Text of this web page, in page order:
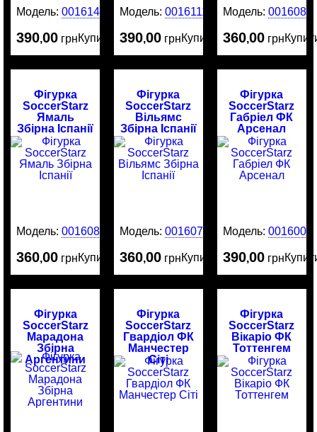
Модель:0016141
390,00 грнКупити
Модель:0016111
390,00 грнКупити
Модель: 0016081
360,00 грн
Фігурка
SoccerStarz
Ямаль
Збірна Іспанії
Модель:0016080
360,00 грнКупити
Фігурка
SoccerStarz
Вільямс
Збірна Іспанії
Модель:0016079
360,00 грнКупити
Фігурка
SoccerStarz
Габріел ФК
Арсенал
Модель: 0016003
390,00 грн
Фігурка
SoccerStarz
Марадона
Збірна
Аргентини
Фігурка
SoccerStarz
Гвардіол ФК
Манчестер
Сіті
Фігурка
SoccerStarz
Вікаріо ФК
Тоттенгем